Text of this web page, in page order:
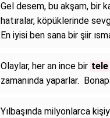
Gel desem, bu akşam, bir
hatıralar, köpüklerinde
En iyisi ben sana bir şiir
Olaylar, her an ince bir tele
zamanında yaparlar.
Yılbaşında milyonlarca